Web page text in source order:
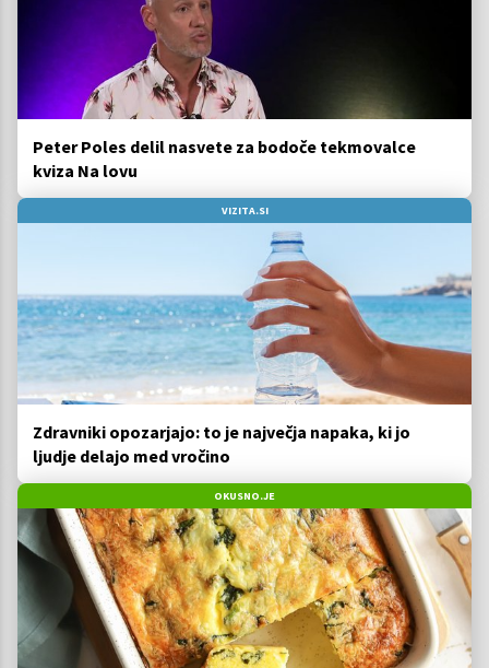
Peter Poles delil nasvete za bodoče tekmovalce
kviza Na lovu
VIZITA.SI
Zdravniki opozarjajo: to je največja napaka, ki jo
ljudje delajo med vročino
OKUSNO.JE